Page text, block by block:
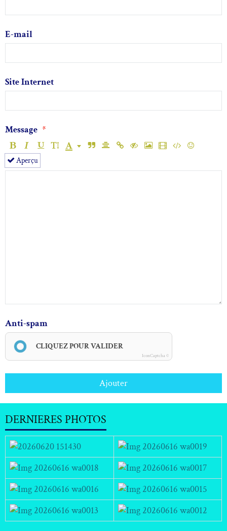
E-mail
Site Internet
Message
Aperçu
Anti-spam
CLIQUEZ POUR VALIDER
IconCaptcha ©
Ajouter
DERNIERES PHOTOS